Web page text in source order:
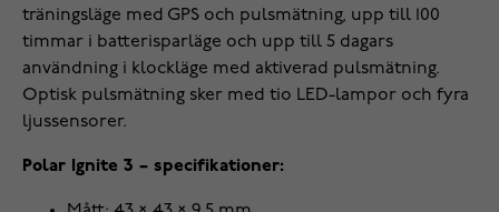
träningsläge med GPS och pulsmätning, upp till 100
timmar i batterisparläge och upp till 5 dagars
användning i klockläge med aktiverad pulsmätning.
Optisk pulsmätning sker med tio LED-lampor och fyra
ljussensorer.
Polar Ignite 3 – specifikationer: